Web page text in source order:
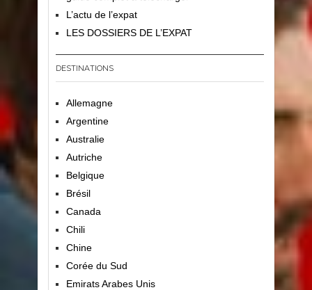
L’actu de l’expat
LES DOSSIERS DE L’EXPAT
DESTINATIONS
Allemagne
Argentine
Australie
Autriche
Belgique
Brésil
Canada
Chili
Chine
Corée du Sud
Emirats Arabes Unis